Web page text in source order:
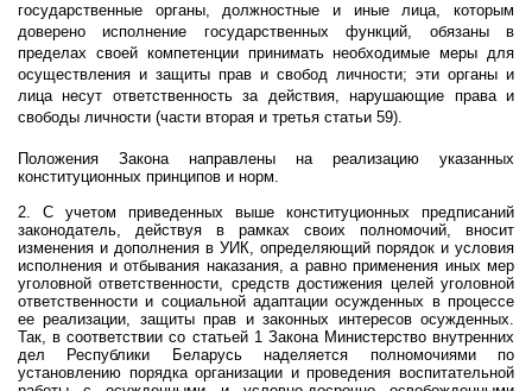
государственные органы, должностные и иные лица, которым
доверено исполнение государственных функций, обязаны в
пределах своей компетенции принимать необходимые меры для
осуществления и защиты прав и свобод личности; эти органы и
лица несут ответственность за действия, нарушающие права и
свободы личности (части вторая и третья статьи 59).
Положения Закона направлены на реализацию указанных
конституционных принципов и норм.
2. С учетом приведенных выше конституционных предписаний
законодатель, действуя в рамках своих полномочий, вносит
изменения и дополнения в УИК, определяющий порядок и условия
исполнения и отбывания наказания, а равно применения иных мер
уголовной ответственности, средств достижения целей уголовной
ответственности и социальной адаптации осужденных в процессе
ее реализации, защиты прав и законных интересов осужденных.
Так, в соответствии со статьей 1 Закона Министерство внутренних
дел Республики Беларусь наделяется полномочиями по
установлению порядка организации и проведения воспитательной